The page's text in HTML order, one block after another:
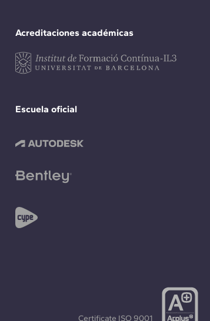
Acreditaciones académicas
Escuela oficial
Certificate ISO 9001